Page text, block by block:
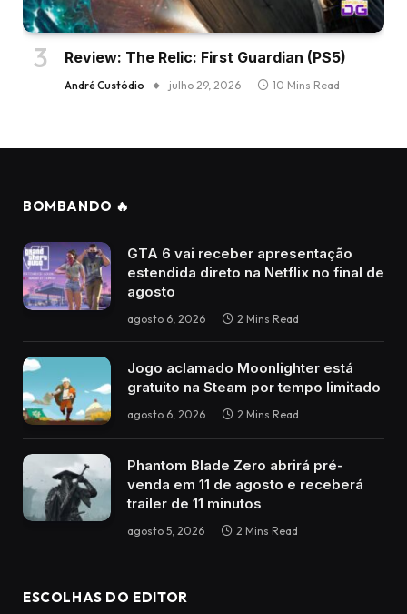
Review: The Relic: First Guardian (PS5)
André Custódio julho 29, 2026 10 Mins Read
BOMBANDO 🔥
GTA 6 vai receber apresentação
estendida direto na Netflix no final de
agosto
agosto 6, 2026 2 Mins Read
Jogo aclamado Moonlighter está
gratuito na Steam por tempo limitado
agosto 6, 2026 2 Mins Read
Phantom Blade Zero abrirá pré-
venda em 11 de agosto e receberá
trailer de 11 minutos
agosto 5, 2026 2 Mins Read
ESCOLHAS DO EDITOR